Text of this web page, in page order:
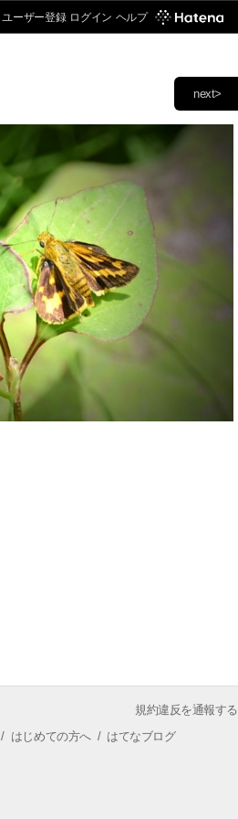
ユーザー登録 ログイン ヘルプ
next>
規約違反を通報する
/ はじめての方へ/ はてなブログ